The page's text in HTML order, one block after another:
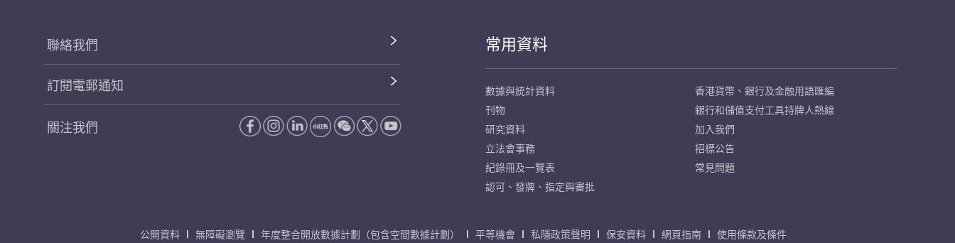
聯絡我們
訂閱電郵通知
關注我們
常用資料
數據與統計資料
刊物
研究資料
立法會事務
紀錄冊及一覽表
認可、發牌、指定與審批
香港貨幣、銀行及金融用語匯編
銀行和儲值支付工具持牌人熱線
加入我們
招標公告
常見問題
公開資料 無障礙瀏覽 年度整合開放數據計劃（包含空間數據計劃） 平等機會 私隱政策聲明 保安資料 網頁指南 使用條款及條件